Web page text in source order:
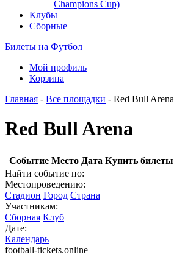
Champions Cup)
Клубы
Сборные
Билеты на Футбол
Мой профиль
Корзина
Главная - Все площадки - Red Bull Arena
Red Bull Arena
Событие Место Дата Купить билеты
Найти событие по:
Местопроведению:
Стадион Город Страна
Участникам:
Сборная Клуб
Дате:
Календарь
football-tickets.online